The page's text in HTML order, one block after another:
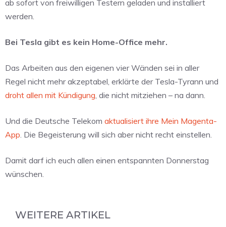
ab sofort von freiwilligen Testern geladen und installiert
werden.
Bei Tesla gibt es kein Home-Office mehr.
Das Arbeiten aus den eigenen vier Wänden sei in aller
Regel nicht mehr akzeptabel, erklärte der Tesla-Tyrann und
droht allen mit Kündigung , die nicht mitziehen – na dann.
Und die Deutsche Telekom aktualisiert ihre Mein Magenta-
App . Die Begeisterung will sich aber nicht recht einstellen.
Damit darf ich euch allen einen entspannten Donnerstag
wünschen.
WEITERE ARTIKEL